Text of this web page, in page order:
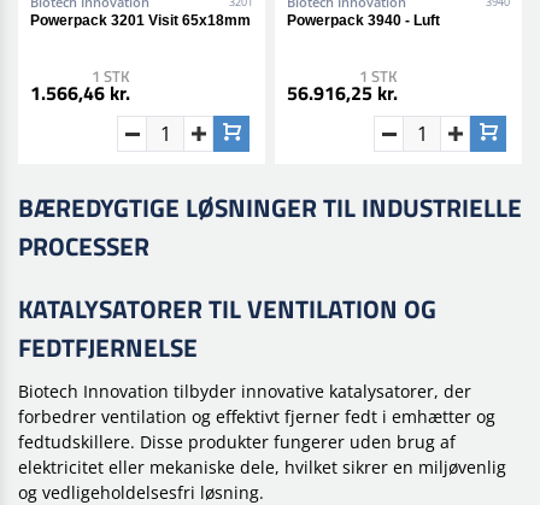
Powerpack 3201 Visit 65x18mm
1 STK
1.566,46 kr.
Powerpack 3940 - Luft
1 STK
56.916,25 kr.
BÆREDYGTIGE LØSNINGER TIL INDUSTRIELLE
PROCESSER
KATALYSATORER TIL VENTILATION OG
FEDTFJERNELSE
Biotech Innovation tilbyder innovative katalysatorer, der
forbedrer ventilation og effektivt fjerner fedt i emhætter og
fedtudskillere. Disse produkter fungerer uden brug af
elektricitet eller mekaniske dele, hvilket sikrer en miljøvenlig
og vedligeholdelsesfri løsning.